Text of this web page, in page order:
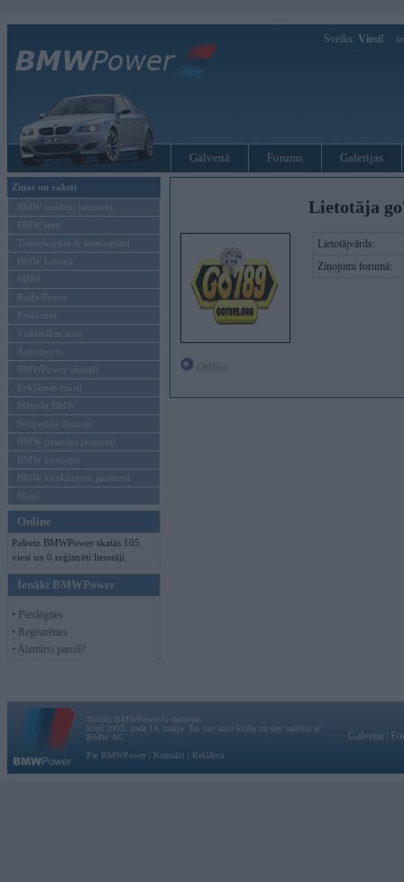
Sveiks, Viesi!
Galvenā Forums Galerijas
Ziņas un raksti
BMW modeļu jaunumi
BMW testi
Tehnoloģijas & sasniegumi
BMW Latvijā
MINI
Rolls-Royce
Pasākumi
Vadāmības tests
Autosports
BMWPower aktuāli
Reklāmas raksti
Mēneša BMW
Sērijveida tūnings
BMW pasaules jaunumi
BMW koncepti
BMW konkurentu jaunumi
Moto
Online
Pašreiz BMWPower skatās 105
viesi un 0 reģistrēti lietotāji.
Ienākt BMWPower
• Pieslēgties
• Reģistrēties
• Aizmirsi paroli?
Lietotāja
Lietotājvārds:
Ziņojumi forumā:
Vortāls BMWPower.lv darbojas
kopš 2002. gada 14. maija. Tas nav auto klubs un nav saistīts ar
BMW AG.
Par BMWPower
Kontakti Reklāma
Galvena